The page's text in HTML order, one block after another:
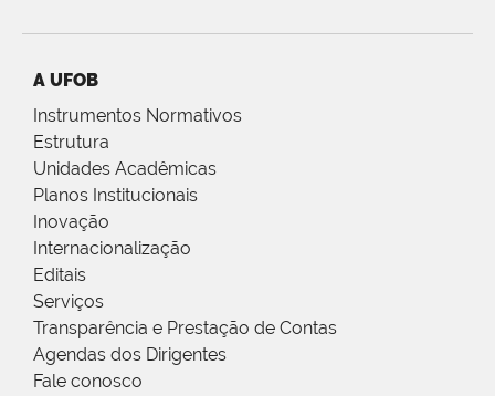
A UFOB
Instrumentos Normativos
Estrutura
Unidades Acadêmicas
Planos Institucionais
Inovação
Internacionalização
Editais
Serviços
Transparência e Prestação de Contas
Agendas dos Dirigentes
Fale conosco